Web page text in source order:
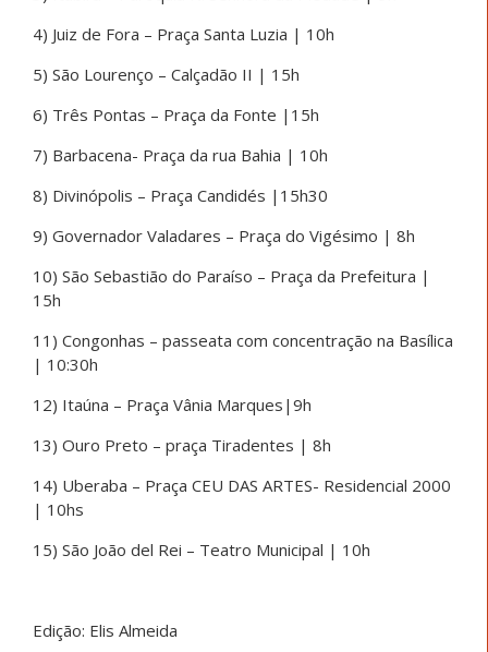
4) Juiz de Fora – Praça Santa Luzia | 10h
5) São Lourenço – Calçadão II | 15h
6) Três Pontas – Praça da Fonte |15h
7) Barbacena- Praça da rua Bahia | 10h
8) Divinópolis – Praça Candidés |15h30
9) Governador Valadares – Praça do Vigésimo | 8h
10) São Sebastião do Paraíso – Praça da Prefeitura |
15h
11) Congonhas – passeata com concentração na Basílica
| 10:30h
12) Itaúna – Praça Vânia Marques|9h
13) Ouro Preto – praça Tiradentes | 8h
14) Uberaba – Praça CEU DAS ARTES- Residencial 2000
| 10hs
15) São João del Rei – Teatro Municipal | 10h
Edição: Elis Almeida